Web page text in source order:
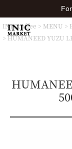
INIC coffee MENU
HUMANEED YUZU